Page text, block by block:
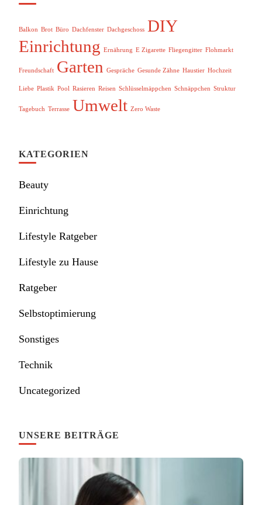
Balkon Brot Büro Dachfenster Dachgeschoss DIY
Einrichtung Ernährung E Zigarette Fliegengitter Flohmarkt
Freundschaft Garten Gespräche Gesunde Zähne Haustier Hochzeit
Liebe Plastik Pool Rasieren Reisen Schlüsselmäppchen Schnäppchen Struktur
Tagebuch Terrasse Umwelt Zero Waste
KATEGORIEN
Beauty
Einrichtung
Lifestyle Ratgeber
Lifestyle zu Hause
Ratgeber
Selbstoptimierung
Sonstiges
Technik
Uncategorized
UNSERE BEITRÄGE